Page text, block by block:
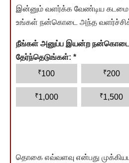
இன்னும் வளர்க்க வேண்டிய கடமை
உங்கள் நன்கொடை அந்த
நீங்கள் அனுப்ப இயன்ற
தேர்ந்தெடுங்கள்: *
₹100 ₹200
₹1,000 ₹1,500
தொகை எவ்வளவு என்பது